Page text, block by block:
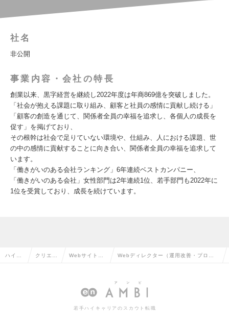
社名
非公開
事業内容・会社の特長
創業以来、黒字経営を継続し2022年度は年商869億を突破しました。
「社会が抱える課題に取り組み、顧客と社員の感情に貢献し続ける」
「顧客の創造を通じて、関係者全員の幸福を追求し、各個人の成長を
促す」を掲げており、
その根幹は社会で足りていない環境や、仕組み、人における課題、世
の中の感情に貢献することに向き合い、関係者全員の幸福を追求して
います。
「働きがいのある会社ランキング」6年連続ベストカンパニー、
「働きがいのある会社」女性部門は2年連続1位、若手部門も2022年に
1位を受賞しており、成長を続けています。
ハイク クリエイ Webサイト運
ツ企画の転職
Webディレクター（運用改善・プロモ
事業/カフェ制度有の求人情報
若手ハイキャリアのスカウト転職